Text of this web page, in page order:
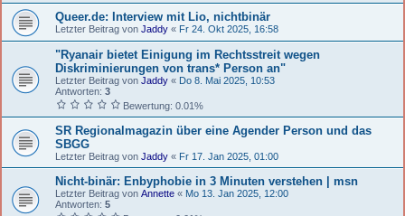
Queer.de: Interview mit Lio, nichtbinär
Letzter Beitrag von Jaddy « Fr 24. Okt 2025, 16:58
"Ryanair bietet Einigung im Rechtsstreit wegen
Diskriminierungen von trans* Person an"
Letzter Beitrag von Jaddy « Do 8. Mai 2025, 10:53
Antworten: 3
Bewertung: 0.01%
SR Regionalmagazin über eine Agender Person und das
SBGG
Letzter Beitrag von Jaddy « Fr 17. Jan 2025, 01:00
Nicht-binär: Enbyphobie in 3 Minuten verstehen | msn
Letzter Beitrag von Annette « Mo 13. Jan 2025, 12:00
Antworten: 5